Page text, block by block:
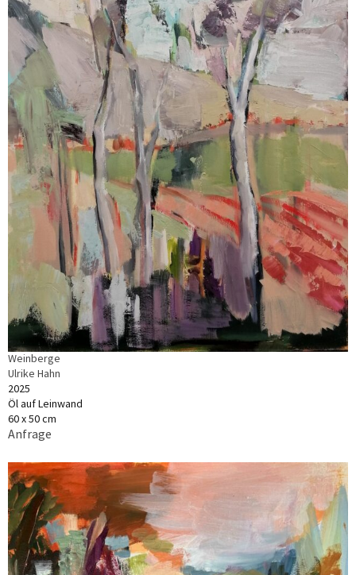
Weinberge
Ulrike Hahn
2025
Öl auf Leinwand
60 x 50 cm
Anfrage